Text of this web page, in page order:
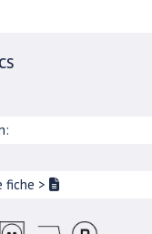
fiche >